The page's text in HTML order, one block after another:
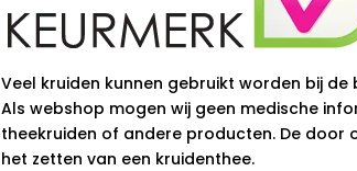
Veel kruiden kunnen gebruikt worden bij
Als webshop mogen wij geen medische
theekruiden of andere producten. De door
het zetten van een kruidenthee.